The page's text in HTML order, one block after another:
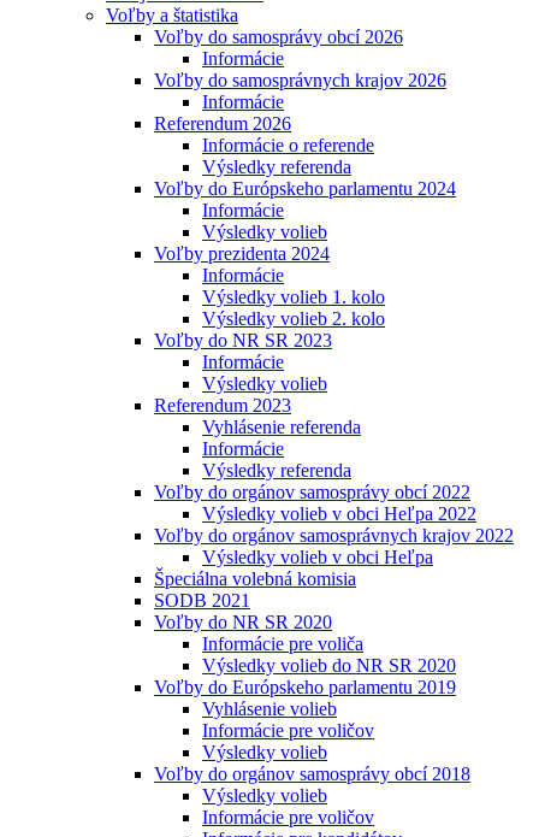
Voľby a štatistika
Voľby do samosprávy obcí 2026
Informácie
Voľby do samosprávnych krajov 2026
Informácie
Referendum 2026
Informácie o referende
Výsledky referenda
Voľby do Európskeho parlamentu 2024
Informácie
Výsledky volieb
Voľby prezidenta 2024
Informácie
Výsledky volieb 1. kolo
Výsledky volieb 2. kolo
Voľby do NR SR 2023
Informácie
Výsledky volieb
Referendum 2023
Vyhlásenie referenda
Informácie
Výsledky referenda
Voľby do orgánov samosprávy obcí 2022
Výsledky volieb v obci Heľpa 2022
Voľby do orgánov samosprávnych krajov 2022
Výsledky volieb v obci Heľpa
Špeciálna volebná komisia
SODB 2021
Voľby do NR SR 2020
Informácie pre voliča
Výsledky volieb do NR SR 2020
Voľby do Európskeho parlamentu 2019
Vyhlásenie volieb
Informácie pre voličov
Výsledky volieb
Voľby do orgánov samosprávy obcí 2018
Výsledky volieb
Informácie pre voličov